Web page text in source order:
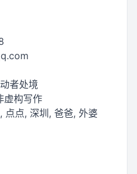
者处境
虚构写作
点点, 深圳, 爸爸, 外婆